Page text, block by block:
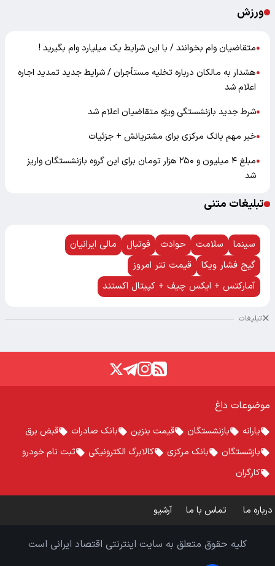
ورزش
●متقاضیان وام بخوانند / با این شرایط یک میلیارد وام بگیرید !
●هشدار به مالکان درباره تخلیه مستأجران / شرایط جدید تمدید اجاره
اعلام شد
●شرط جدید بازنشستگی ویژه متقاضیان اعلام شد
●خبر مهم بانک مرکزی برای مشتریانش + جزئیات
●
مبلغ ۴ میلیون و ۲۵۰ هزار تومان برای این گروه بازنشستگان واریز
شد
تبلیغات متنی
سینما سلامت حوادث فوتبال
مالی ایرانیان
گیج فشار ویکا
قیمت تتر امروز
آمارکتس + ایکس چیف + کپیتال اکستند
تبلیغات
موضوعات داغ
یارانه بازنشستگان قیمت بنزین بانک صادرات
قبض برق
بازشستگان
بانک مرکزی کالابرگ الکترونیکی
ثبت نام خودرو
کارگران
درباره ما تماس با ما آرشیو
کلیه حقوق متعلق به سایت اینترنتی اقتصاد ایرانی است